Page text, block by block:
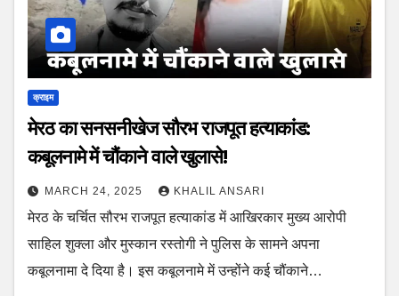
क्राइम
मेरठ का सनसनीखेज सौरभ राजपूत हत्याकांड:
कबूलनामे में चौंकाने वाले खुलासे!
MARCH 24, 2025 KHALIL ANSARI
मेरठ के चर्चित सौरभ राजपूत हत्याकांड में आखिरकार मुख्य आरोपी
साहिल शुक्ला और मुस्कान रस्तोगी ने पुलिस के सामने अपना
कबूलनामा दे दिया है। इस कबूलनामे में उन्होंने कई चौंकाने…